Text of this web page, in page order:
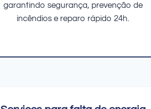
garantindo segurança, prevenção de
incêndios e reparo rápido 24h.